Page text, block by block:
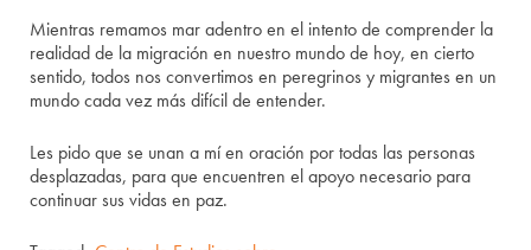
Mientras remamos mar adentro en el intento de comprender la
realidad de la migración en nuestro mundo de hoy, en cierto
sentido, todos nos convertimos en peregrinos y migrantes en un
mundo cada vez más difícil de entender.
Les pido que se unan a mí en oración por todas las personas
desplazadas, para que encuentren el apoyo necesario para
continuar sus vidas en paz.